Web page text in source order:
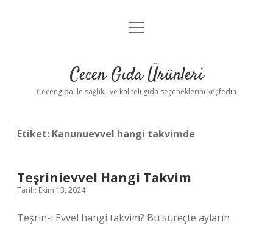
Anasayfa
Yasal Uyarı
menüyü
Cecen Gıda Ürünleri
Cecengida ile sağlıklı ve kaliteli gıda seçeneklerini keşfedin
Etiket: Kanunuevvel hangi takvimde
Teşrinievvel Hangi Takvim
Tarih: Ekim 13, 2024
Teşrin-i Evvel hangi takvim? Bu süreçte ayların